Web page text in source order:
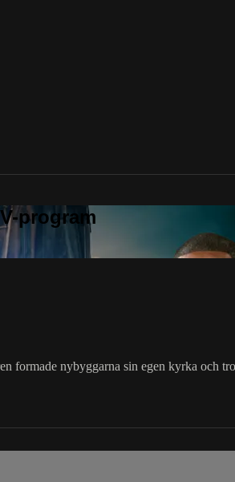
formade nybyggarna sin egen kyrka och